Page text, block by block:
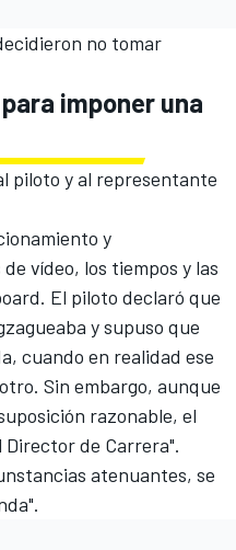
no tomar
imponer una
piloto y al representante
y
vídeo, los tiempos y las
El piloto declaró que
y supuso que
cuando en realidad ese
Sin embargo, aunque
razonable, el
de Carrera".
atenuantes, se